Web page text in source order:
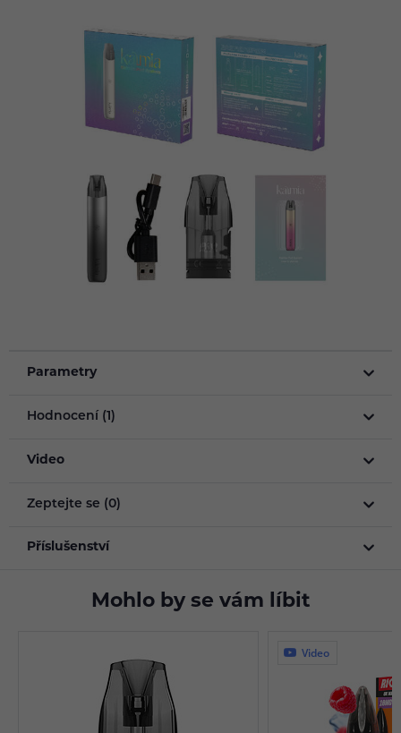
Parametry
Hodnocení (1)
Video
Zeptejte se (0)
Příslušenství
Mohlo by se vám líbit
Video